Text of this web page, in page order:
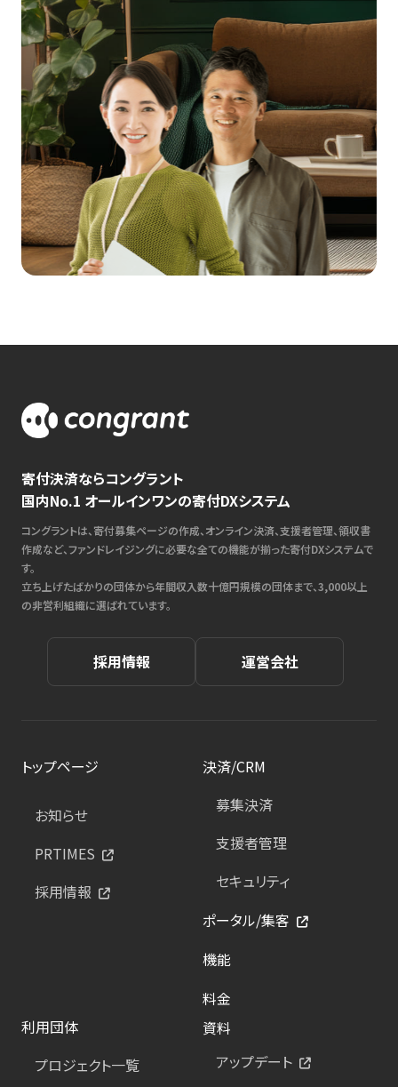
寄付決済ならコングラント
国内No.1 オールインワンの寄付DXシステム
コングラントは、寄付募集ページの作成、オンライン決済、支援者管理、領収書
作成など、ファンドレイジングに必要な全ての機能が揃った寄付DXシステムで
す。
立ち上げたばかりの団体から年間収入数十億円規模の団体まで、3,000以上
の非営利組織に選ばれています。
採用情報 運営会社
トップページ
お知らせ
PRTIMES
採用情報
決済/CRM
募集決済
支援者管理
セキュリティ
ポータル/集客
機能
料金
利用団体
プロジェクト一覧
資料
アップデート